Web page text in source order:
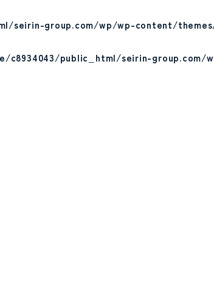
seirin-group.com/wp/wp-content/
c8934043/public_html/seirin-group.com/